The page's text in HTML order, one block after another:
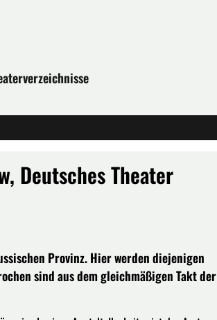
Deutsches Theater
Provinz. Hier werden diejenigen
sind aus dem gleichmäßigen Takt der